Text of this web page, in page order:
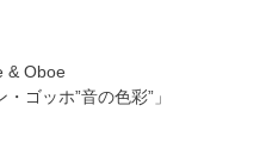
& Oboe
ゴッホ”音の色彩”」